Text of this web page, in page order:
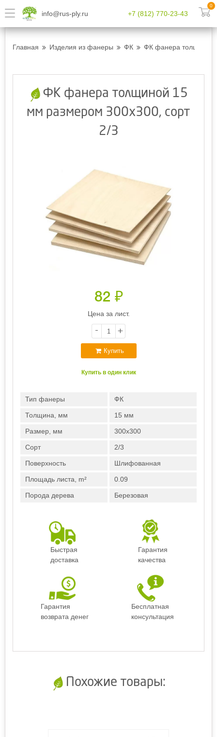
info@rus-ply.ru +7 (812) 770-23-43
0
Главная Изделия из фанеры ФК ФК фанера толщиной
ФК фанера толщиной 15
мм размером 300х300, сорт
2/3
82 ₽
Цена за лист.
- +
Купить
Купить в один клик
Тип фанеры ФК
Толщина, мм 15 мм
Размер, мм 300х300
Сорт 2/3
Поверхность Шлифованная
Площадь листа, m² 0.09
Порода дерева Березовая
Быстрая
доставка
Гарантия
качества
Гарантия
возврата денег
Бесплатная
консультация
Похожие товары: